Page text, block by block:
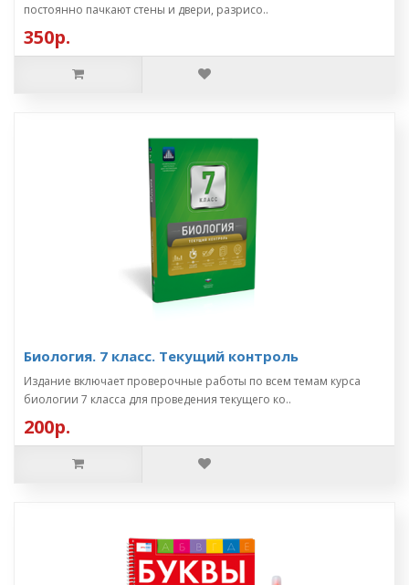
постоянно пачкают стены и двери, разрисо..
350р.
Биология. 7 класс. Текущий контроль
Издание включает проверочные работы по всем темам курса
биологии 7 класса для проведения текущего ко..
200р.